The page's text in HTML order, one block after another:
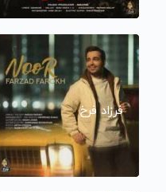
فرزاد فرخ